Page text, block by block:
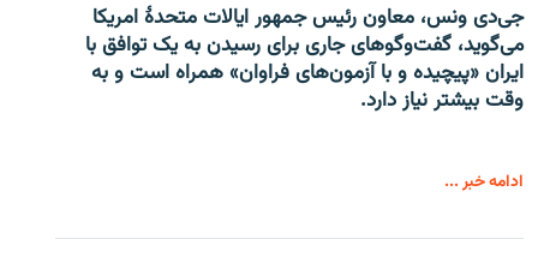
جی‌دی ونس، معاون رئیس جمهور ایالات متحدۀ امریکا
می‌گوید، گفت‌وگوهای جاری برای رسیدن به یک توافق با
ایران «پیچیده و با آزمون‌های فراوان» همراه است و به
وقت بیشتر نیاز دارد.
ادامه خبر ...